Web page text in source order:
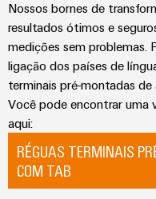
centros
de
dados
-
eficientes,
confiáveis,
escaláveis
naval
Soluções
de
de
campo
Medição
inteligente
para
o
local
migração
Interfaces
de
serviço
Caixas
de
distribuição
técnico
Conformidade
com
produtos
ambientais
PSIRT
Dados
Distribuidor
VISÃO
GERAL
da
empresa
Nossos
Distribuição
IIoT
Nossos bornes de
resultados ótimos e
medições sem problemas.
ligação dos países de
terminais pré-montadas
Você pode encontrar uma
aqui:
RÉGUAS TERMINAIS
COM TAB